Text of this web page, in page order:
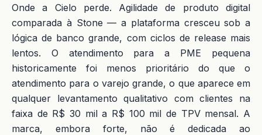
Onde a Cielo perde. Agilidade de produto digital
comparada à Stone — a plataforma cresceu sob a
lógica de banco grande, com ciclos de release mais
lentos. O atendimento para a PME pequena
historicamente foi menos prioritário do que o
atendimento para o varejo grande, o que aparece em
qualquer levantamento qualitativo com clientes na
faixa de R$ 30 mil a R$ 100 mil de TPV mensal. A
marca, embora forte, não é dedicada ao